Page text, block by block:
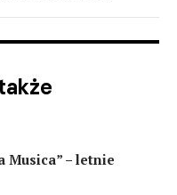
Musica” – letnie